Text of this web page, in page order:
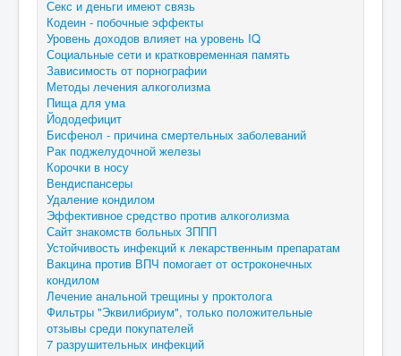
Секс и деньги имеют связь
Кодеин - побочные эффекты
Уровень доходов влияет на уровень IQ
Социальные сети и кратковременная память
Зависимость от порнографии
Методы лечения алкоголизма
Пища для ума
Йододефицит
Бисфенол - причина смертельных заболеваний
Рак поджелудочной железы
Корочки в носу
Вендиспансеры
Удаление кондилом
Эффективное средство против алкоголизма
Сайт знакомств больных ЗППП
Устойчивость инфекций к лекарственным препаратам
Вакцина против ВПЧ помогает от остроконечных
кондилом
Лечение анальной трещины у проктолога
Фильтры "Эквилибриум", только положительные
отзывы среди покупателей
7 разрушительных инфекций